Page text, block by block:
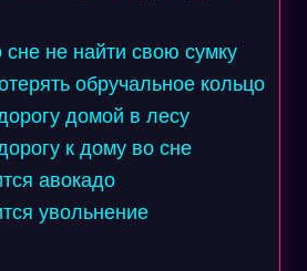
не найти свою сумку
обручальное кольцо
домой в лесу
к дому во сне
авокадо
увольнение